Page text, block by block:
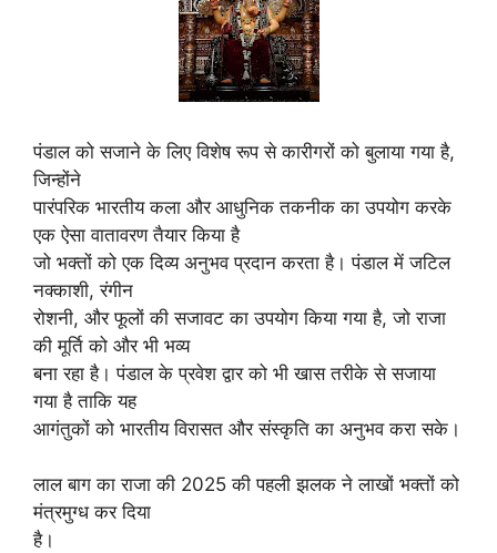
पंडाल को सजाने के लिए विशेष रूप से कारीगरों को बुलाया गया है,
जिन्होंने
पारंपरिक भारतीय कला और आधुनिक तकनीक का उपयोग करके
एक ऐसा वातावरण तैयार किया है
जो भक्तों को एक दिव्य अनुभव प्रदान करता है। पंडाल में जटिल
नक्काशी, रंगीन
रोशनी, और फूलों की सजावट का उपयोग किया गया है, जो राजा
की मूर्ति को और भी भव्य
बना रहा है। पंडाल के प्रवेश द्वार को भी खास तरीके से सजाया
गया है ताकि यह
आगंतुकों को भारतीय विरासत और संस्कृति का अनुभव करा सके।
लाल बाग का राजा की 2025 की पहली झलक ने लाखों भक्तों को
मंत्रमुग्ध कर दिया
है।